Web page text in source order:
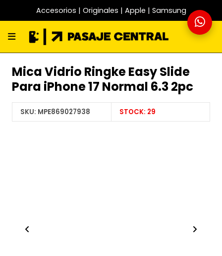
Accesorios | Originales | Apple | Samsung
Mica Vidrio Ringke Easy Slide
Para iPhone 17 Normal 6.3 2pc
SKU: MPE869027938 STOCK: 29